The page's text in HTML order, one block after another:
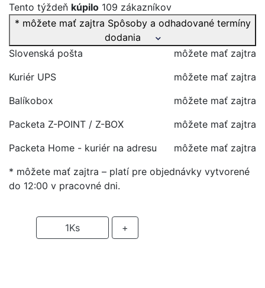
Tento týždeň kúpilo 109 zákazníkov
* môžete mať zajtra Spôsoby a odhadované termíny
dodania
Slovenská pošta
môžete mať zajtra
Kuriér UPS
môžete mať zajtra
Balíkobox
môžete mať zajtra
Packeta Z-POINT / Z-BOX
môžete mať zajtra
Packeta Home - kuriér na adresu
môžete mať zajtra
* môžete mať zajtra – platí pre objednávky vytvorené
do 12:00 v pracovné dni.
1Ks +